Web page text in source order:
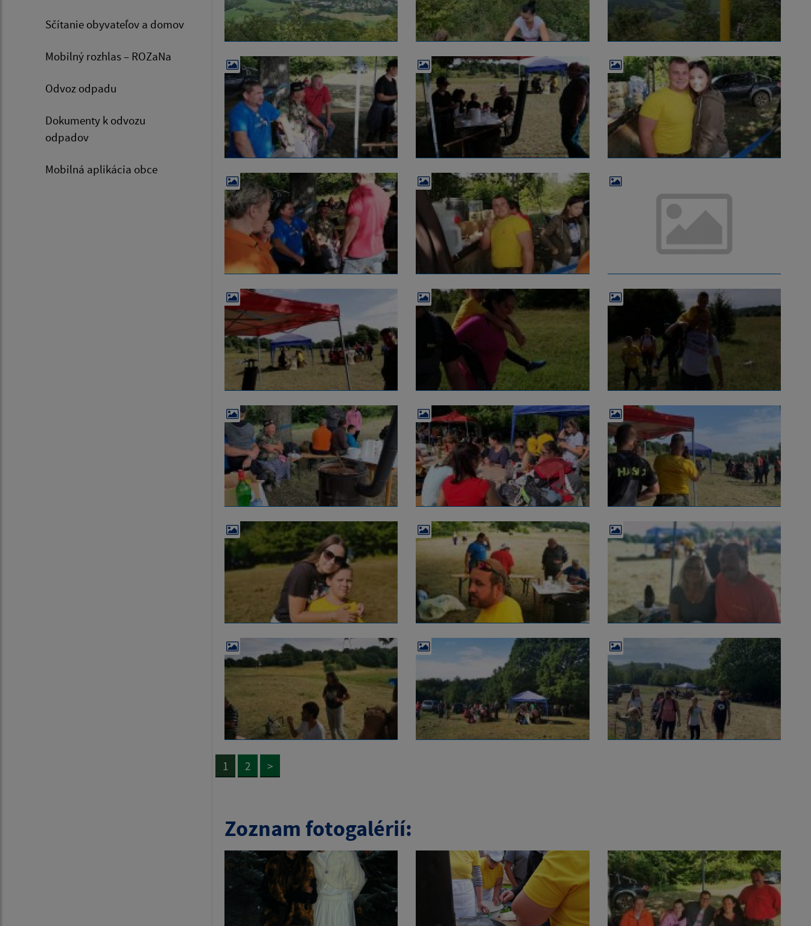
Sčítanie obyvateľov a domov
Mobilný rozhlas – ROZaNa
Odvoz odpadu
Dokumenty k odvozu
odpadov
Mobilná aplikácia obce
1 2 >
Zoznam fotogalérií: